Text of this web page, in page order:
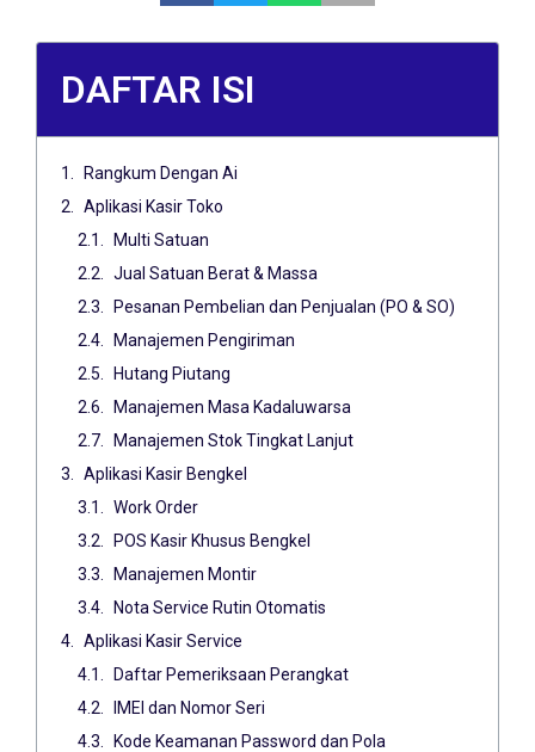
DAFTAR ISI
Rangkum Dengan Ai
Aplikasi Kasir Toko
Multi Satuan
Jual Satuan Berat & Massa
Pesanan Pembelian dan Penjualan (PO & SO)
Manajemen Pengiriman
Hutang Piutang
Manajemen Masa Kadaluwarsa
Manajemen Stok Tingkat Lanjut
Aplikasi Kasir Bengkel
Work Order
POS Kasir Khusus Bengkel
Manajemen Montir
Nota Service Rutin Otomatis
Aplikasi Kasir Service
Daftar Pemeriksaan Perangkat
IMEI dan Nomor Seri
Kode Keamanan Password dan Pola